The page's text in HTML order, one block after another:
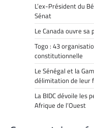
L’ex-Président du
Sénat
Le Canada ouvre
Togo : 43
constitutionnelle
Le Sénégal et la
délimitation de leur
La BIDC dévoile les
Afrique de l’Ouest